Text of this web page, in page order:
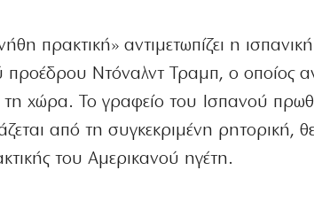
πρακτική» αντιμετωπίζει η
προέδρου Ντόναλντ Τραμπ, ο οποίος
τη χώρα. Το γραφείο του Ισπανού
από τη συγκεκριμένη
του Αμερικανού ηγέτη.